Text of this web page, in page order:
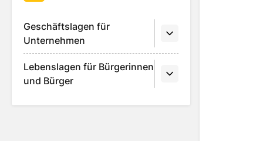
Geschäftslagen für
Unternehmen
Lebenslagen für Bürgerinnen
und Bürger